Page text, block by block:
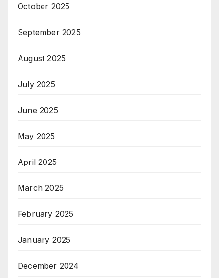
October 2025
September 2025
August 2025
July 2025
June 2025
May 2025
April 2025
March 2025
February 2025
January 2025
December 2024